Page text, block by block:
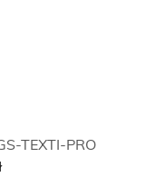
TEXTI-PRO